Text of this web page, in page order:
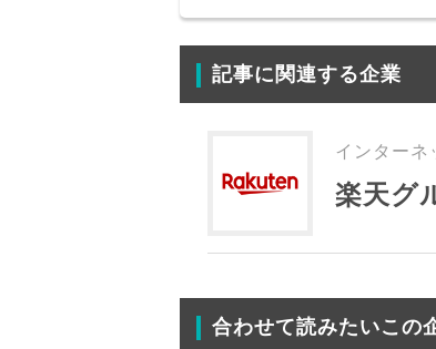
記事に関連する企業
インターネ
楽天グ
合わせて読みたいこの